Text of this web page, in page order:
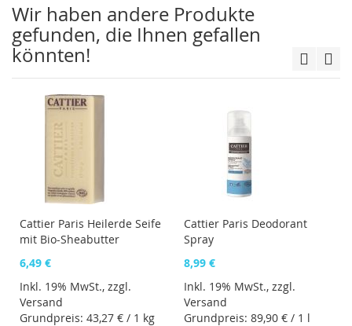
Wir haben andere Produkte
gefunden, die Ihnen gefallen
könnten!
Cattier Paris Heilerde Seife
mit Bio-Sheabutter
6,49 €
Inkl. 19% MwSt., zzgl.
Versand
Grundpreis: 43,27 € / 1 kg
Cattier Paris Deodorant
Spray
8,99 €
Inkl. 19% MwSt., zzgl.
Versand
Grundpreis: 89,90 € / 1 l